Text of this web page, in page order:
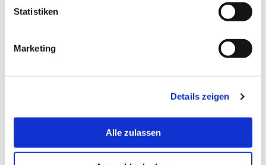
Statistiken
Marketing
Details zeigen
Alle zulassen
SOLUS LED LINE
ab 2.211 €